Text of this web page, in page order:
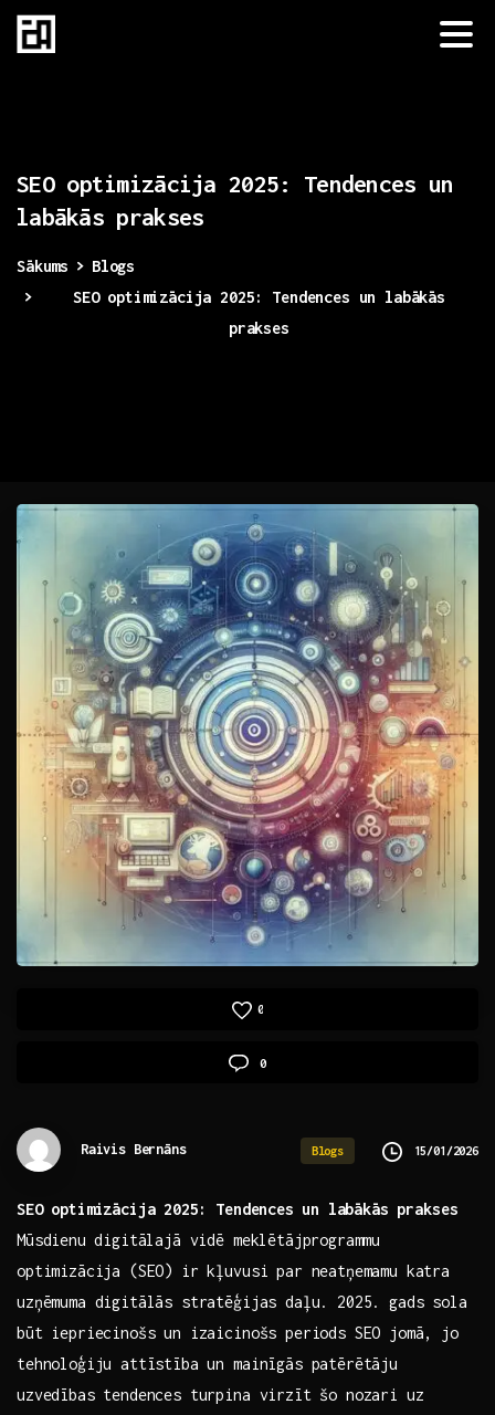
SEO optimizācija 2025: Tendences un
labākās prakses
Sākums
Blogs
SEO optimizācija 2025: Tendences un labākās
prakses
0
0
Raivis Bernāns Blogs 15/01/2026
SEO optimizācija ⁢2025: Tendences ⁢un⁢ labākās prakses
Mūsdienu ⁤digitālajā vidē meklētājprogrammu
optimizācija (SEO) ir kļuvusi par neatņemamu‍ katra ​
uzņēmuma digitālās stratēģijas daļu. 2025. gads ​sola
būt iepriecinošs un izaicinošs periods SEO jomā, jo
tehnoloģiju attīstība un ‍mainīgās patērētāju⁢
uzvedības tendences turpina virzīt​ šo nozari uz